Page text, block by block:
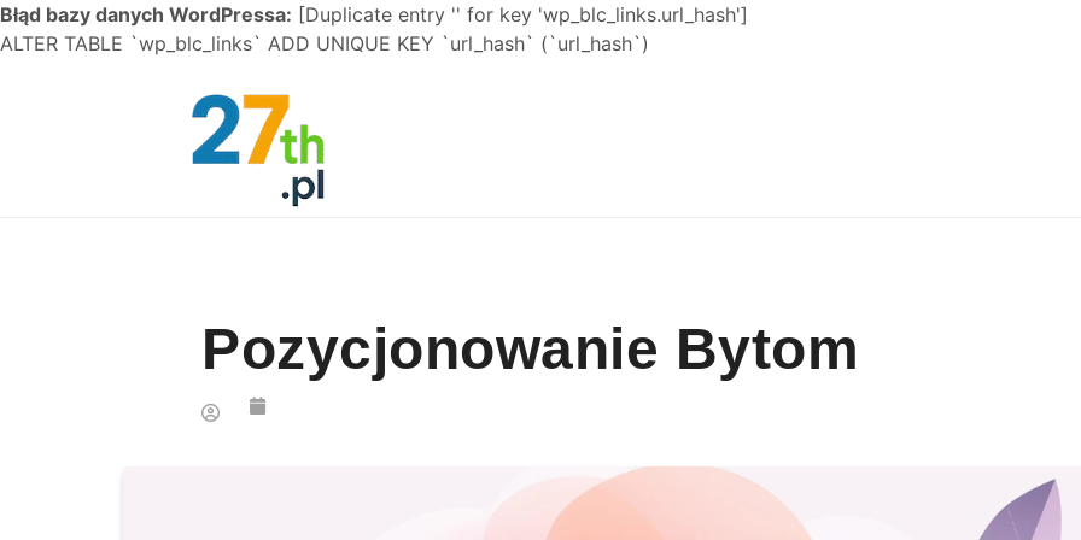
Błąd bazy danych WordPressa: [Duplicate entry '' for key 'wp_blc_links.url_hash']
ALTER TABLE `wp_blc_links` ADD UNIQUE KEY `url_hash` (`url_hash`)
Pozycjonowanie Bytom